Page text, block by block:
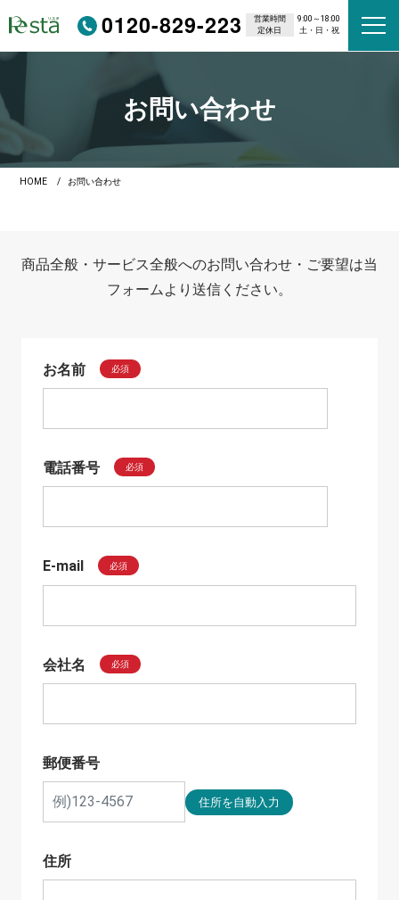
0120-829-223 営業時間
9:00～18:00
定休日
土・日・祝
お問い合わせ
HOME お問い合わせ
商品全般・サービス全般へのお問い合わせ・ご要望は当
フォームより送信ください。
お名前 必須
電話番号 必須
E-mail 必須
会社名 必須
郵便番号
住所